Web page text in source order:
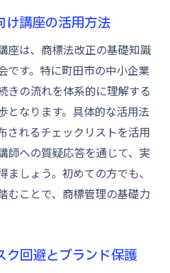
け講座の活用方法
座は、商標法改正の基礎知識
です。特に町田市の中小企業
きの流れを体系的に理解する
となります。具体的な活用法
されるチェックリストを活用
師への質疑応答を通じて、実
しょう。初めての方でも、
むことで、商標管理の基礎力
ク回避とブランド保護